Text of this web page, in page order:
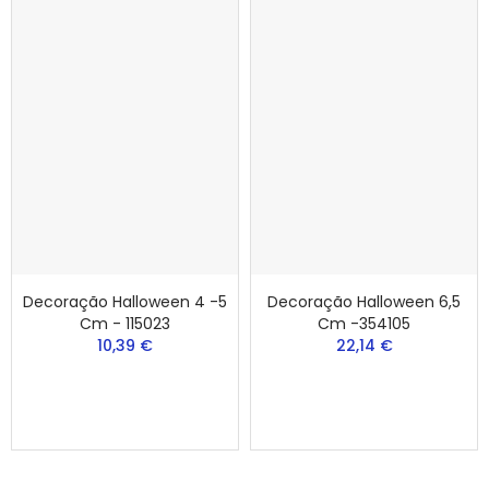
Decoração Halloween 4 -5
Cm - 115023
10,39 €
Decoração Halloween 6,5
Cm -354105
22,14 €